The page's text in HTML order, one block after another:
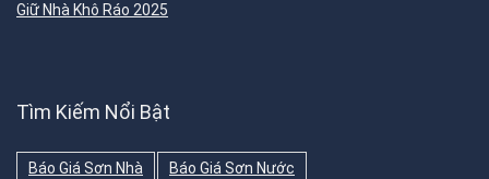
Giữ Nhà Khô Ráo 2025
Tìm Kiếm Nổi Bật
Báo Giá Sơn Nhà
Báo Giá Sơn Nước